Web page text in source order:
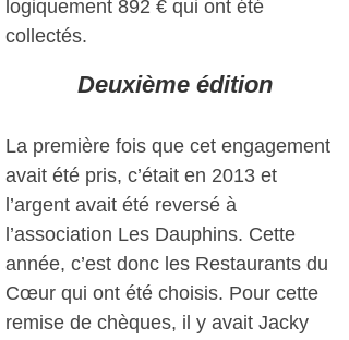
logiquement 892 € qui ont été
collectés.
Deuxième édition
La première fois que cet engagement
avait été pris, c’était en 2013 et
l’argent avait été reversé à
l’association Les Dauphins. Cette
année, c’est donc les Restaurants du
Cœur qui ont été choisis. Pour cette
remise de chèques, il y avait Jacky